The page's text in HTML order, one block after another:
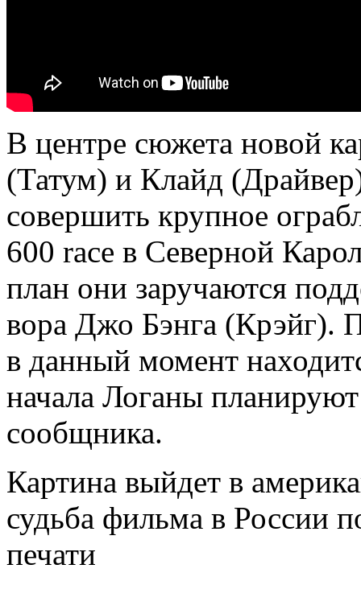
В центре сюжета новой
(Татум) и Клайд
совершить крупное
600 race в Северной
план они заручаются
вора Джо Бэнга (Крэйг).
в данный момент
начала Логаны
сообщника.
Картина выйдет в
судьба фильма в России
печати